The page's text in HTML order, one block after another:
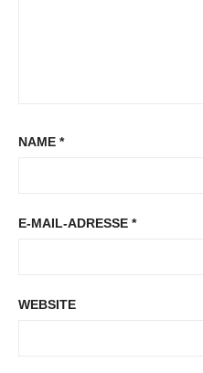
NAME *
E-MAIL-ADRESSE *
WEBSITE